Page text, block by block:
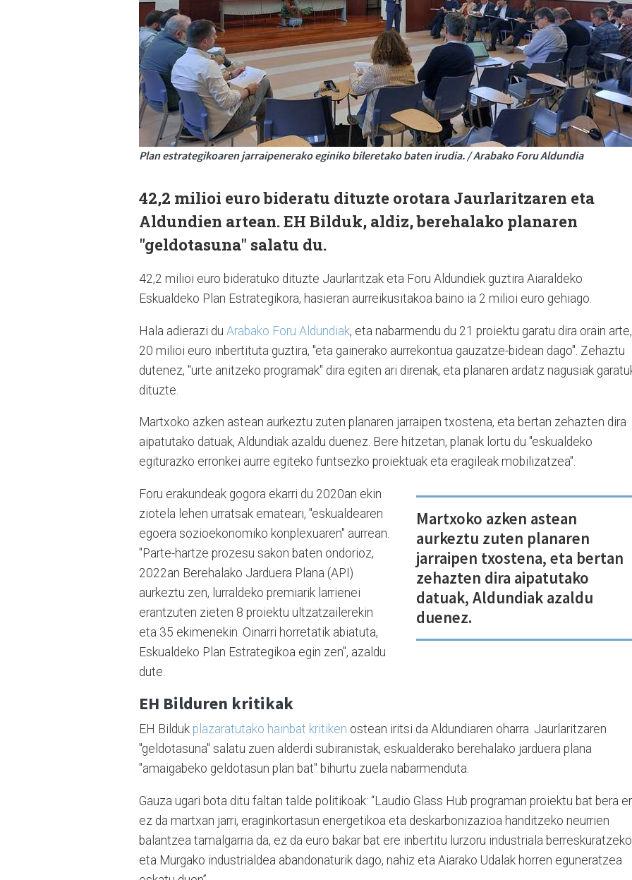
Plan estrategikoaren jarraipenerako eginiko bileretako baten irudia. / Arabako Foru Aldundia
42,2 milioi euro bideratu dituzte orotara Jaurlaritzaren eta
Aldundien artean. EH Bilduk, aldiz, berehalako planaren
"geldotasuna" salatu du.
42,2 milioi euro bideratuko dituzte Jaurlaritzak eta Foru Aldundiek guztira Aiaraldeko
Eskualdeko Plan Estrategikora, hasieran aurreikusitakoa baino ia 2 milioi euro gehiago.
Hala adierazi du Arabako Foru Aldundiak, eta nabarmendu du 21 proiektu garatu dira orain arte,
20 milioi euro inbertituta guztira, "eta gainerako aurrekontua gauzatze-bidean dago". Zehaztu
dutenez, "urte anitzeko programak" dira egiten ari direnak, eta planaren ardatz nagusiak
dituzte.
Martxoko azken astean aurkeztu zuten planaren jarraipen txostena, eta bertan zehazten dira
aipatutako datuak, Aldundiak azaldu duenez. Bere hitzetan, planak lortu du "eskualdeko
egiturazko erronkei aurre egiteko funtsezko proiektuak eta eragileak mobilizatzea".
Martxoko azken astean
aurkeztu zuten planaren
jarraipen txostena, eta bertan
zehazten dira aipatutako
datuak, Aldundiak azaldu
duenez.
Foru erakundeak gogora ekarri du 2020an ekin
ziotela lehen urratsak emateari, "eskualdearen
egoera sozioekonomiko konplexuaren" aurrean.
"Parte-hartze prozesu sakon baten ondorioz,
2022an Berehalako Jarduera Plana (API)
aurkeztu zen, lurraldeko premiarik larrienei
erantzuten zieten 8 proiektu ultzatzailerekin
eta 35 ekimenekin. Oinarri horretatik abiatuta,
Eskualdeko Plan Estrategikoa egin zen", azaldu
dute.
EH Bilduren kritikak
EH Bilduk plazaratutako hainbat kritiken ostean iritsi da Aldundiaren oharra. Jaurlaritzaren
"geldotasuna" salatu zuen alderdi subiranistak, eskualderako berehalako jarduera plana
"amaigabeko geldotasun plan bat" bihurtu zuela nabarmenduta.
Gauza ugari bota ditu faltan talde politikoak: “Laudio Glass Hub programan proiektu bat bera
ez da martxan jarri, eraginkortasun energetikoa eta deskarbonizazioa handitzeko neurrien
balantzea tamalgarria da, ez da euro bakar bat ere inbertitu lurzoru industriala berreskuratzeko
eta Murgako industrialdea abandonaturik dago, nahiz eta Aiarako Udalak horren eguneratzea